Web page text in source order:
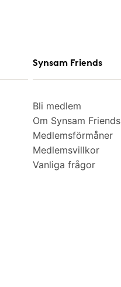
Synsam Friends
Bli medlem
Om Synsam Friends
Medlemsförmåner
Medlemsvillkor
Vanliga frågor